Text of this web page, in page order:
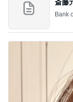
桃 4回目の歯の矯
1